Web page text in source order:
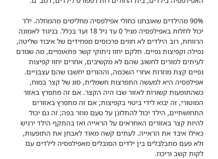
90% מהילדים שאובחנו כחולי אפילפסיה מחלימים מהמחלה. ילד
יכול לחלות באפילפסיה מגיל 0 עד גיל 18 ועד בכלל. בניגוד לאמונה
הרווחת, רוב הילדים לא חווים פרכוסים מפחידים של איבוד שליטה,
נפילה וקפיצות גפיים. חלקם יחוו ניתוקי קשר פתאומיים, מה שגורם
לעיתים למורים לחשוב שהם לא מקשיבים, אחרים יחוו קפיצות
גפיים קצת מוזרות אחרי השכמה, וההורים יחשבו שהם עצבניים.
אפילפסיה היא למעשה התפרצות חשמלית, סוג של קצר במוח,
כשהתופעות קשורות לאזור שבו היה הקצר. אם זה מתפרץ באזור
המוטורי, זה יבוא לידי ביטוי בקפיצות; אם זה מתפרץ באזורים
התחושתיים, הילד יכול להתלונן על טעם מוזר בפה; זה גם יכול
להיות קצר באזורים האחראים על הראייה ואז בהתקף הילד ירגיש
כאילו איבד את הראייה. לעתים קשה מאוד לאבחן את התופעות,
ולא פעם מתבלבלים בין ילדים הסובלים מאפילפסיה לילדים עם
לקות קשב וריכוז.